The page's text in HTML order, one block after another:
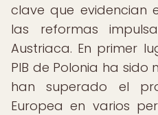
clave que evidencian
las reformas
Austriaca. En primer
PIB de Polonia ha
han superado el
Europea en varios